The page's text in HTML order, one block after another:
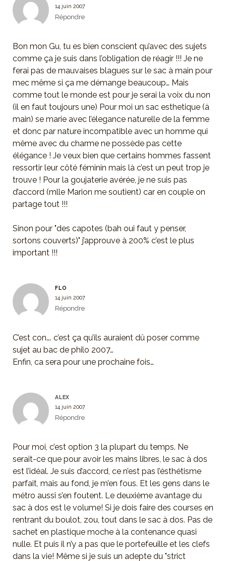
14 juin 2007
Répondre
Bon mon Gu, tu es bien conscient qu’avec des sujets
comme ça je suis dans l’obligation de réagir !!! Je ne
ferai pas de mauvaises blagues sur le sac à main pour
mec même si ça me démange beaucoup… Mais
comme tout le monde est pour je serai la voix du non
(il en faut toujours une) Pour moi un sac esthetique (à
main) se marie avec l’élegance naturelle de la femme
et donc par nature incompatible avec un homme qui
même avec du charme ne possède pas cette
élégance ! Je veux bien que certains hommes fassent
ressortir leur côté féminin mais là c’est un peut trop je
trouve ! Pour la goujaterie avérée, je ne suis pas
d’accord (mlle Marion me soutient) car en couple on
partage tout !!!
Sinon pour "des capotes (bah oui faut y penser,
sortons couverts)" j’approuve à 200% c’est le plus
important !!!
FLO
14 juin 2007
Répondre
C’est con…. c’est ça qu’ils auraient dû poser comme
sujet au bac de philo 2007…
Enfin, ca sera pour une prochaine fois…
ALEX
14 juin 2007
Répondre
Pour moi, c’est option 3 la plupart du temps. Ne
serait-ce que pour avoir les mains libres, le sac à dos
est l’idéal. Je suis d’accord, ce n’est pas l’ésthétisme
parfait, mais au fond, je m’en fous. Et les gens dans le
métro aussi s’en foutent. Le deuxième avantage du
sac à dos est le volume! Si je dois faire des courses en
rentrant du boulot, zou, tout dans le sac à dos. Pas de
sachet en plastique moche à la contenance quasi
nulle. Et puis il n’y a pas que le portefeuille et les clefs
dans la vie! Même si je suis un adepte du "strict